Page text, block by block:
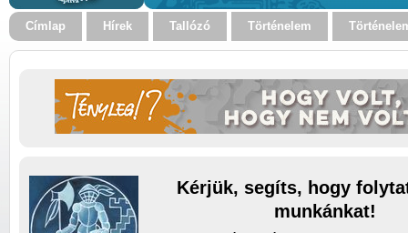
Címlap Hírek Tallózó Történelem
Kérjük, segíts, hogy
munkánkat!